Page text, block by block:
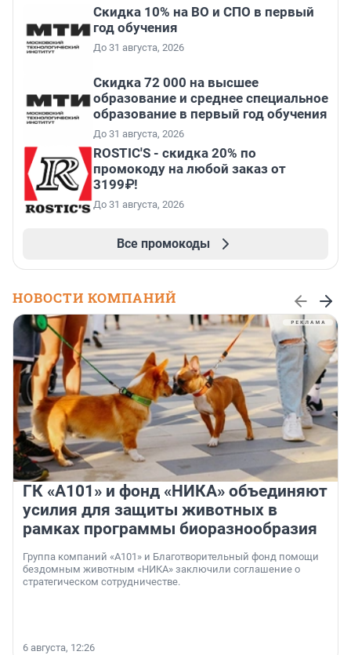
Скидка 10% на ВО и СПО в первый
год обучения
До 31 августа, 2026
Скидка 72 000 на высшее
образование и среднее специальное
образование в первый год обучения
До 31 августа, 2026
ROSTIC'S - скидка 20% по
промокоду на любой заказ от
3199₽!
До 31 августа, 2026
Все промокоды
НОВОСТИ КОМПАНИЙ
ГК «А101» и фонд «НИКА» объединяют
усилия для защиты животных в
рамках программы биоразнообразия
Группа компаний «А101» и Благотворительный фонд помощи
бездомным животным «НИКА» заключили соглашение о
стратегическом сотрудничестве.
6 августа, 12:26